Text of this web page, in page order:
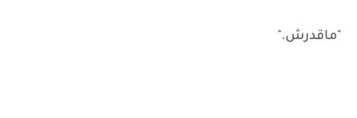
"ماقدرش."